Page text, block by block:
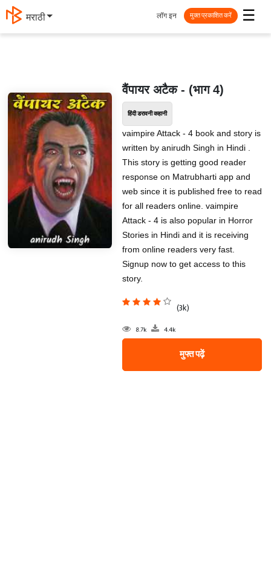
मराठी ☰
लॉग इन मुक्त प्रकाशित करें
वैंपायर अटैक - (भाग 4)
हिंदी डरावनी कहानी
vaimpire Attack - 4 book and story is
written by anirudh Singh in Hindi .
This story is getting good reader
response on Matrubharti app and
web since it is published free to read
for all readers online. vaimpire
Attack - 4 is also popular in Horror
Stories in Hindi and it is receiving
from online readers very fast.
Signup now to get access to this
story.
(3k)
8.7k 4.4k
मुफ्त पढ़ें